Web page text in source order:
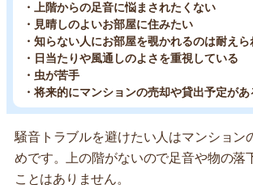
・上階からの足音に悩まされたくない
・見晴しのよいお部屋に住みたい
・知らない人にお部屋を覗かれるのは耐え
・日当たりや風通しのよさを重視している
・虫が苦手
・将来的にマンションの売却や貸出予定があ
騒音トラブルを避けたい人はマンション
めです。上の階がないので足音や物の落
ことはありません。